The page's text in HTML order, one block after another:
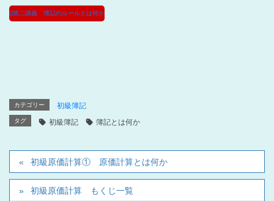
□第二講義 簿記のルールとは何か
カテゴリー 初級簿記
タグ 初級簿記 簿記とは何か
初級原価計算① 原価計算とは何か
初級原価計算 もくじ一覧